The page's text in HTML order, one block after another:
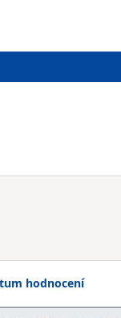
hodnocení